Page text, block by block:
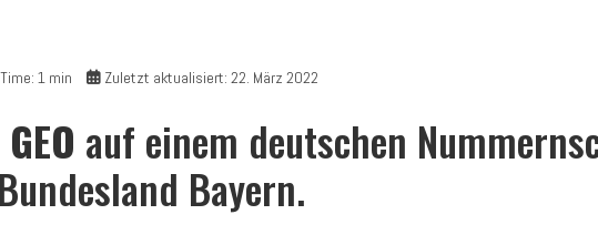
1 min Zuletzt aktualisiert: 22. März 2022
GEO auf einem deutschen
Bayern.